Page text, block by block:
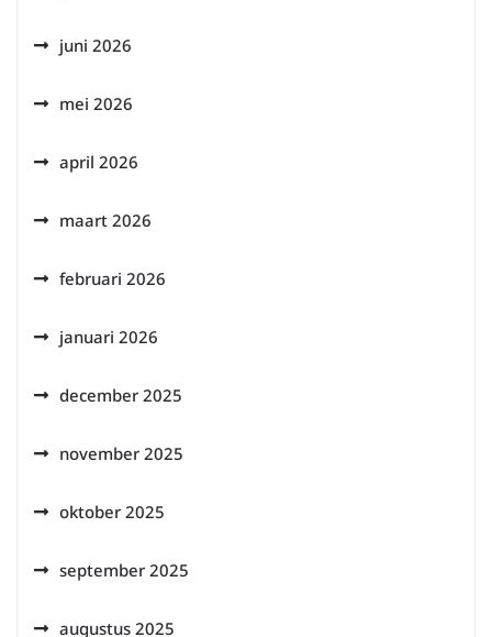
juni 2026
mei 2026
april 2026
maart 2026
februari 2026
januari 2026
december 2025
november 2025
oktober 2025
september 2025
augustus 2025